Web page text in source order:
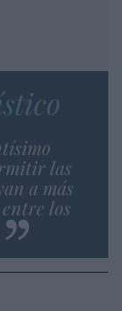
las
a más
los